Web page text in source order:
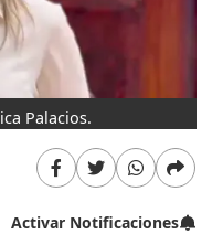
Palacios.
Activar Notificaciones